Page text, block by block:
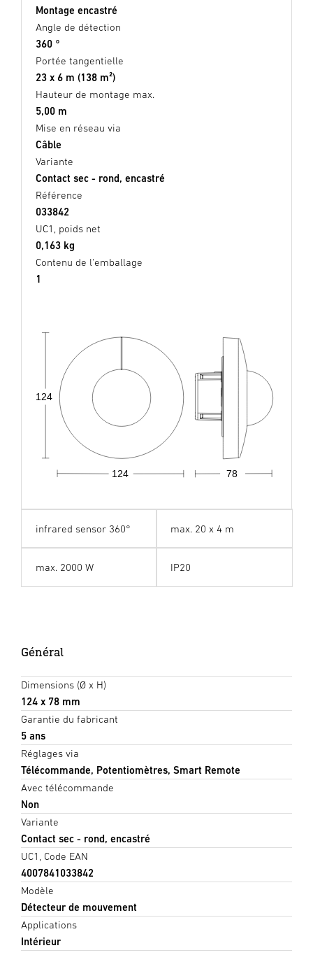
Montage encastré
Angle de détection
360 °
Portée tangentielle
23 x 6 m (138 m²)
Hauteur de montage max.
5,00 m
Mise en réseau via
Câble
Variante
Contact sec - rond, encastré
Référence
033842
UC1, poids net
0,163 kg
Contenu de l'emballage
1
78
124
124
infrared sensor 360° max. 20 x 4 m
max. 2000 W IP20
Général
Dimensions (Ø x H)
124 x 78 mm
Garantie du fabricant
5 ans
Réglages via
Télécommande, Potentiomètres, Smart Remote
Avec télécommande
Non
Variante
Contact sec - rond, encastré
UC1, Code EAN
4007841033842
Modèle
Détecteur de mouvement
Applications
Intérieur